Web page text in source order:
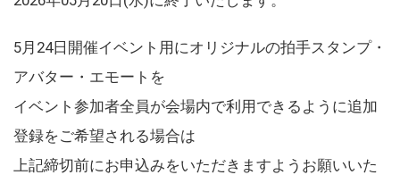
5月24日開催イベント用にオリジナルの拍手スタンプ・
アバター・エモートを
イベント参加者全員が会場内で利用できるように追加
登録をご希望される場合は
上記締切前にお申込みをいただきますようお願いいた